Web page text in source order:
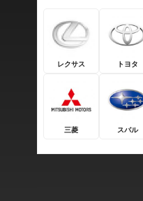
レクサス トヨタ
三菱 スバル